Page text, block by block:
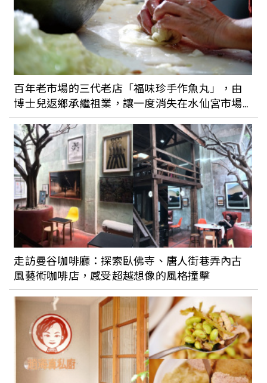
2023夏季必備底妝新品推薦！防水控油粉
餅、遮瑕氣墊、霧面持久粉底液全都有
百年老市場的三代老店「福味珍手作魚丸」，由
博士兒返鄉承繼祖業，讓一度消失在水仙宮市場
的傳奇重起爐灶，帶來不變的手感與古早味
走訪曼谷咖啡廳：探索臥佛寺、唐人街巷弄內古
風藝術咖啡店，感受超越想像的風格撞擊